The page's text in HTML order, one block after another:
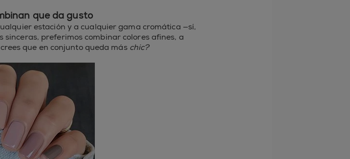
que da gusto
estación y a cualquier gama cromática —sí,
sinceras, preferimos combinar colores afines, a
que en conjunto queda más chic?